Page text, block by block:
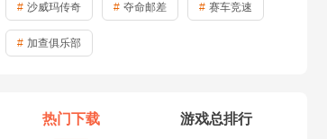
沙威玛传奇 夺命邮差 赛车竞速
加查俱乐部
热门下载 游戏总排行